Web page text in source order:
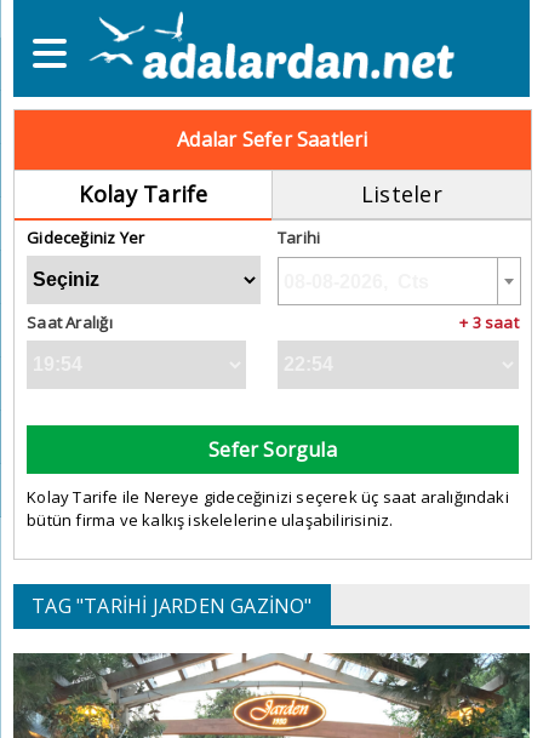
Adalar Sefer Saatleri
Kolay Tarife Listeler
Gideceğiniz Yer Tarihi
Saat Aralığı + 3 saat
Sefer Sorgula
Kolay Tarife ile Nereye gideceğinizi seçerek üç saat aralığındaki
bütün firma ve kalkış iskelelerine ulaşabilirisiniz.
TAG "TARIHI JARDEN GAZINO"